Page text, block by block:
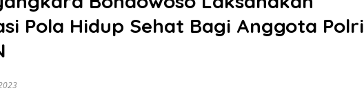
Pola Hidup Sehat Bagi Anggota Polri